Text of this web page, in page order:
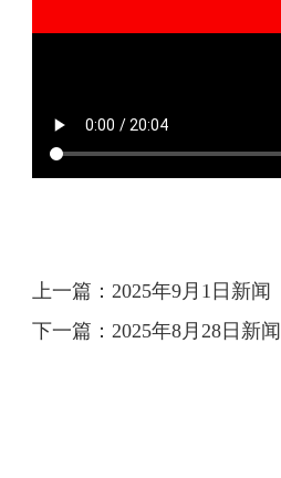
上一篇： 2025年9月1日新闻
下一篇： 2025年8月28日新闻